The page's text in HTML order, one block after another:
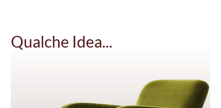
Qualche Idea...